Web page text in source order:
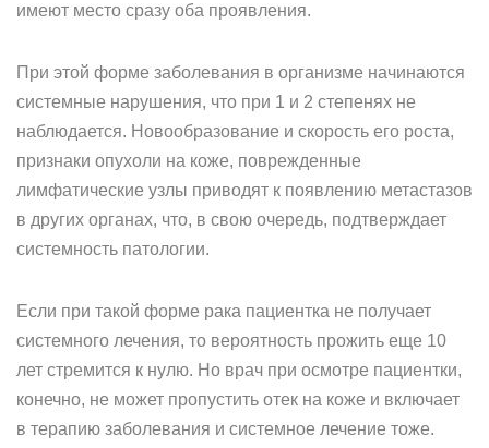
имеют место сразу оба проявления.
При этой форме заболевания в организме начинаются
системные нарушения, что при 1 и 2 степенях не
наблюдается. Новообразование и скорость его роста,
признаки опухоли на коже, поврежденные
лимфатические узлы приводят к появлению метастазов
в других органах, что, в свою очередь, подтверждает
системность патологии.
Если при такой форме рака пациентка не получает
системного лечения, то вероятность прожить еще 10
лет стремится к нулю. Но врач при осмотре пациентки,
конечно, не может пропустить отек на коже и включает
в терапию заболевания и системное лечение тоже.